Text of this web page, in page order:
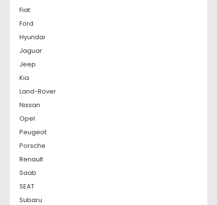
Fiat
Ford
Hyundai
Jaguar
Jeep
Kia
Land-Rover
Nissan
Opel
Peugeot
Porsche
Renault
Saab
SEAT
Subaru